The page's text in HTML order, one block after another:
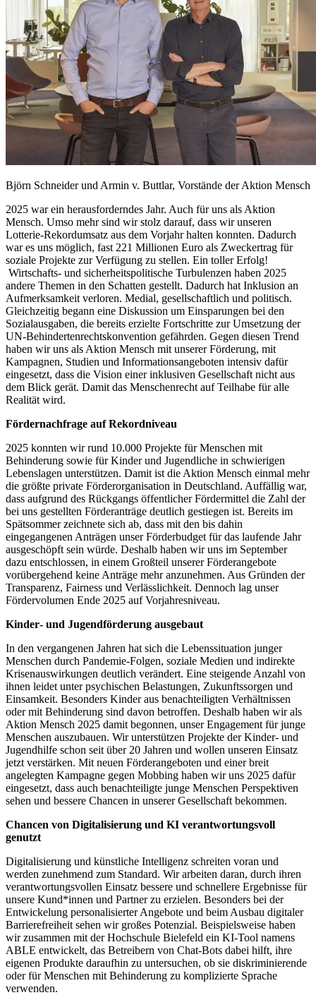
Björn Schneider und Armin v. Buttlar, Vorstände der Aktion Mensch
2025 war ein herausforderndes Jahr. Auch für uns als Aktion
Mensch. Umso mehr sind wir stolz darauf, dass wir unseren
Lotterie-Rekordumsatz aus dem Vorjahr halten konnten. Dadurch
war es uns möglich, fast 221 Millionen Euro als Zweckertrag für
soziale Projekte zur Verfügung zu stellen. Ein toller Erfolg!
Wirtschafts- und sicherheitspolitische Turbulenzen haben 2025
andere Themen in den Schatten gestellt. Dadurch hat Inklusion an
Aufmerksamkeit verloren. Medial, gesellschaftlich und politisch.
Gleichzeitig begann eine Diskussion um Einsparungen bei den
Sozialausgaben, die bereits erzielte Fortschritte zur Umsetzung der
UN-Behindertenrechtskonvention gefährden. Gegen diesen Trend
haben wir uns als Aktion Mensch mit unserer Förderung, mit
Kampagnen, Studien und Informationsangeboten intensiv dafür
eingesetzt, dass die Vision einer inklusiven Gesellschaft nicht aus
dem Blick gerät. Damit das Menschenrecht auf Teilhabe für alle
Realität wird.
Fördernachfrage auf Rekordniveau
2025 konnten wir rund 10.000 Projekte für Menschen mit
Behinderung sowie für Kinder und Jugendliche in schwierigen
Lebenslagen unterstützen. Damit ist die Aktion Mensch einmal mehr
die größte private Förderorganisation in Deutschland. Auffällig war,
dass aufgrund des Rückgangs öffentlicher Fördermittel die Zahl der
bei uns gestellten Förderanträge deutlich gestiegen ist. Bereits im
Spätsommer zeichnete sich ab, dass mit den bis dahin
eingegangenen Anträgen unser Förderbudget für das laufende Jahr
ausgeschöpft sein würde. Deshalb haben wir uns im September
dazu entschlossen, in einem Großteil unserer Förderangebote
vorübergehend keine Anträge mehr anzunehmen. Aus Gründen der
Transparenz, Fairness und Verlässlichkeit. Dennoch lag unser
Fördervolumen Ende 2025 auf Vorjahresniveau.
Kinder‑ und Jugendförderung ausgebaut
In den vergangenen Jahren hat sich die Lebenssituation junger
Menschen durch Pandemie‑Folgen, soziale Medien und indirekte
Krisenauswirkungen deutlich verändert. Eine steigende Anzahl von
ihnen leidet unter psychischen Belastungen, Zukunftssorgen und
Einsamkeit. Besonders Kinder aus benachteiligten Verhältnissen
oder mit Behinderung sind davon betroffen. Deshalb haben wir als
Aktion Mensch 2025 damit begonnen, unser Engagement für junge
Menschen auszubauen. Wir unterstützen Projekte der Kinder- und
Jugendhilfe schon seit über 20 Jahren und wollen unseren Einsatz
jetzt verstärken. Mit neuen Förderangeboten und einer breit
angelegten Kampagne gegen Mobbing haben wir uns 2025 dafür
eingesetzt, dass auch benachteiligte junge Menschen Perspektiven
sehen und bessere Chancen in unserer Gesellschaft bekommen.
Chancen von Digitalisierung und KI verantwortungsvoll
genutzt
Digitalisierung und künstliche Intelligenz schreiten voran und
werden zunehmend zum Standard. Wir arbeiten daran, durch ihren
verantwortungsvollen Einsatz bessere und schnellere Ergebnisse für
unsere Kund*innen und Partner zu erzielen. Besonders bei der
Entwickelung personalisierter Angebote und beim Ausbau digitaler
Barrierefreiheit sehen wir großes Potenzial. Beispielsweise haben
wir zusammen mit der Hochschule Bielefeld ein KI-Tool namens
ABLE entwickelt, das Betreibern von Chat-Bots dabei hilft, ihre
eigenen Produkte daraufhin zu untersuchen, ob sie diskriminierende
oder für Menschen mit Behinderung zu komplizierte Sprache
verwenden.